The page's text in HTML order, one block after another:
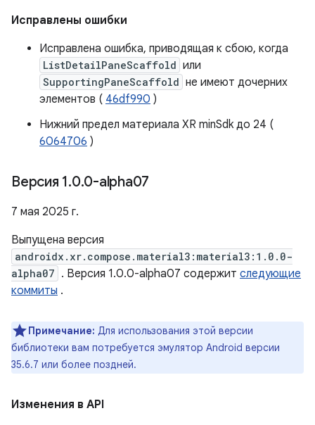
Исправлены ошибки
Исправлена ​​ошибка, приводящая к сбою, когда
ListDetailPaneScaffold или
SupportingPaneScaffold не имеют дочерних
элементов ( 46df990 )
Нижний предел материала XR minSdk до 24 (
6064706 )
Версия 1.0.0-alpha07
7 мая 2025 г.
Выпущена версия
androidx.xr.compose.material3:material3:1.0.0-
alpha07 . Версия 1.0.0-alpha07 содержит следующие
коммиты .
Примечание: Для использования этой версии
библиотеки вам потребуется эмулятор Android версии
35.6.7 или более поздней.
Изменения в API